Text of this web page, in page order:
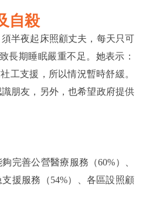
自殺
半夜起床照顧丈夫，每天只可
長期睡眠嚴重不足。她表示：
工支援，所以情況暫時舒緩。
朋友，另外，也希望政府提供
完善公營醫療服務（60%）、
援服務（54%）、各區設照顧